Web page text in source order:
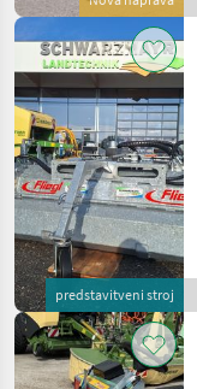
predstavitveni stroj